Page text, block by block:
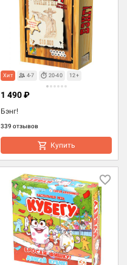
Хит 4-7 20-40 12+
Бэнг!
339 отзывов
1 490 ₽
Купить